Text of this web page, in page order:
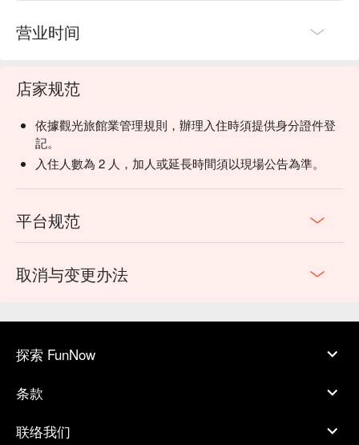
营业时间
店家规范
依據觀光旅館業管理規則，辦理入住時須提供身分證件登
記。
入住人數為 2 人，加人或延長時間須以現場公告為準。
平台规范
取消与变更办法
探索 FunNow
条款
联络我们